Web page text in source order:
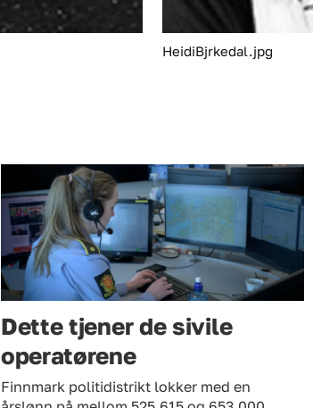
HeidiBjrkedal.jpg
Dette tjener de sivile
operatørene
Finnmark politidistrikt lokker med en